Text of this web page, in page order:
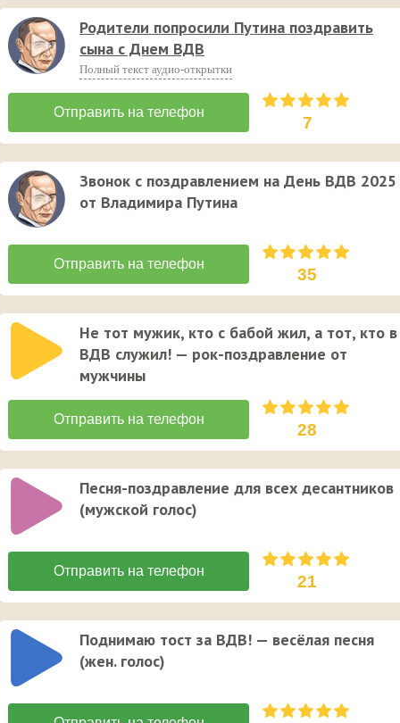
Родители попросили Путина поздравить
сына с Днем ВДВ
Полный текст аудио-открытки
7
Звонок с поздравлением на День ВДВ 2025
от Владимира Путина
35
Не тот мужик, кто с бабой жил, а тот, кто в
ВДВ служил! — рок-поздравление от
мужчины
28
Песня-поздравление для всех десантников
(мужской голос)
21
Поднимаю тост за ВДВ! — весёлая песня
(жен. голос)